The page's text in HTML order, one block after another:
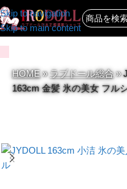
Skip to navigation
Skip to main content
HOME»ラブドール総合»
163cm 金髪 氷の美女 フル